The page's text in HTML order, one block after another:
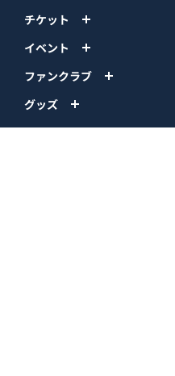
チケット
イベント
ファンクラブ
グッズ
ファーム